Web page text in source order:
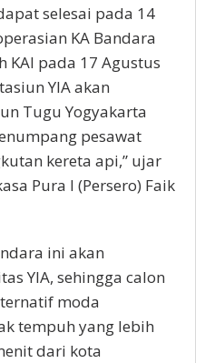
selesai pada 14
KA Bandara
KAI pada 17 Agustus
YIA akan
Tugu Yogyakarta
pesawat
kereta api,” ujar
Pura I (Persero) Faik
ini akan
YIA, sehingga calon
moda
tempuh yang lebih
dari kota